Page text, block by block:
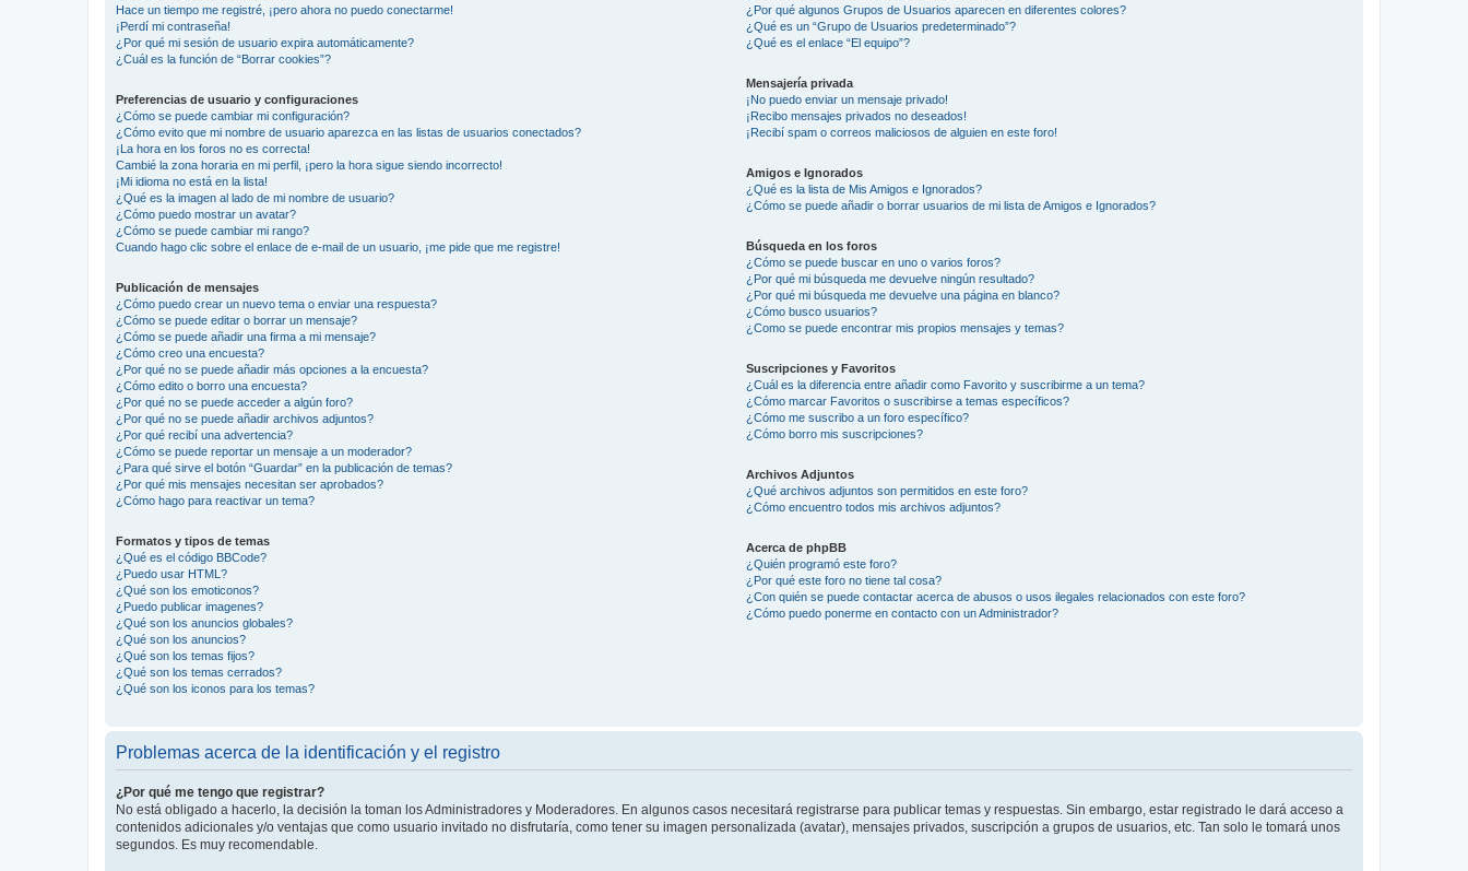
Hace un tiempo me registré, ¡pero ahora no puedo conectarme!
¡Perdí mi contraseña!
¿Por qué mi sesión de usuario expira automáticamente?
¿Cuál es la función de “Borrar cookies”?
Preferencias de usuario y configuraciones
¿Cómo se puede cambiar mi configuración?
¿Cómo evito que mi nombre de usuario aparezca en las listas de usuarios conectados?
¡La hora en los foros no es correcta!
Cambié la zona horaria en mi perfil, ¡pero la hora sigue siendo incorrecto!
¡Mi idioma no está en la lista!
¿Qué es la imagen al lado de mi nombre de usuario?
¿Cómo puedo mostrar un avatar?
¿Cómo se puede cambiar mi rango?
Cuando hago clic sobre el enlace de e-mail de un usuario, ¡me pide que me registre!
Publicación de mensajes
¿Cómo puedo crear un nuevo tema o enviar una respuesta?
¿Cómo se puede editar o borrar un mensaje?
¿Cómo se puede añadir una firma a mi mensaje?
¿Cómo creo una encuesta?
¿Por qué no se puede añadir más opciones a la encuesta?
¿Cómo edito o borro una encuesta?
¿Por qué no se puede acceder a algún foro?
¿Por qué no se puede añadir archivos adjuntos?
¿Por qué recibí una advertencia?
¿Cómo se puede reportar un mensaje a un moderador?
¿Para qué sirve el botón “Guardar” en la publicación de temas?
¿Por qué mis mensajes necesitan ser aprobados?
¿Cómo hago para reactivar un tema?
Formatos y tipos de temas
¿Qué es el código BBCode?
¿Puedo usar HTML?
¿Qué son los emoticonos?
¿Puedo publicar imagenes?
¿Qué son los anuncios globales?
¿Qué son los anuncios?
¿Qué son los temas fijos?
¿Qué son los temas cerrados?
¿Qué son los iconos para los temas?
¿Por qué algunos Grupos de Usuarios aparecen en diferentes colores?
¿Qué es un “Grupo de Usuarios predeterminado”?
¿Qué es el enlace “El equipo”?
Mensajería privada
¡No puedo enviar un mensaje privado!
¡Recibo mensajes privados no deseados!
¡Recibí spam o correos maliciosos de alguien en este foro!
Amigos e Ignorados
¿Qué es la lista de Mis Amigos e Ignorados?
¿Cómo se puede añadir o borrar usuarios de mi lista de Amigos e Ignorados?
Búsqueda en los foros
¿Cómo se puede buscar en uno o varios foros?
¿Por qué mi búsqueda me devuelve ningún resultado?
¿Por qué mi búsqueda me devuelve una página en blanco?
¿Cómo busco usuarios?
¿Como se puede encontrar mis propios mensajes y temas?
Suscripciones y Favoritos
¿Cuál es la diferencia entre añadir como Favorito y suscribirme a un tema?
¿Cómo marcar Favoritos o suscribirse a temas específicos?
¿Cómo me suscribo a un foro específico?
¿Cómo borro mis suscripciones?
Archivos Adjuntos
¿Qué archivos adjuntos son permitidos en este foro?
¿Cómo encuentro todos mis archivos adjuntos?
Acerca de phpBB
¿Quién programó este foro?
¿Por qué este foro no tiene tal cosa?
¿Con quién se puede contactar acerca de abusos o usos ilegales relacionados con este foro?
¿Cómo puedo ponerme en contacto con un Administrador?
Problemas acerca de la identificación y el registro
¿Por qué me tengo que registrar?
No está obligado a hacerlo, la decisión la toman los Administradores y Moderadores. En algunos casos necesitará registrarse para publicar temas y respuestas. Sin embargo, estar registrado le dará acceso a
contenidos adicionales y/o ventajas que como usuario invitado no disfrutaría, como tener su imagen personalizada (avatar), mensajes privados, suscripción a grupos de usuarios, etc. Tan solo le tomará unos
segundos. Es muy recomendable.